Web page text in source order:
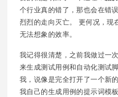
个行业真的错了，那也会在错
烈烈的走向灭亡。 更何况，现
无法想象的效率。
我记得很清楚，之前我做过一
来生成测试用例和自动化测试
我，说像是完全打开了一个新
我自己的生成用例的提示词模